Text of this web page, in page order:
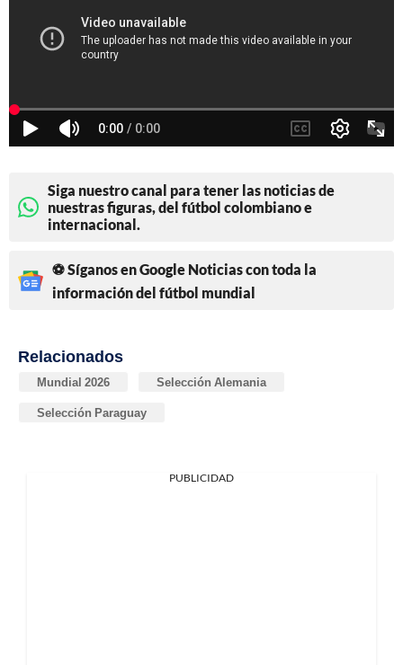
Siga nuestro canal para tener las noticias de
nuestras figuras, del fútbol colombiano e
internacional.
⚽ Síganos en Google Noticias con toda la
información del fútbol mundial
Relacionados
Mundial 2026 Selección Alemania
Selección Paraguay
PUBLICIDAD